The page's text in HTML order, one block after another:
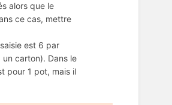
alors que le
ce cas, mettre
est 6 par
carton). Dans le
pour 1 pot, mais il